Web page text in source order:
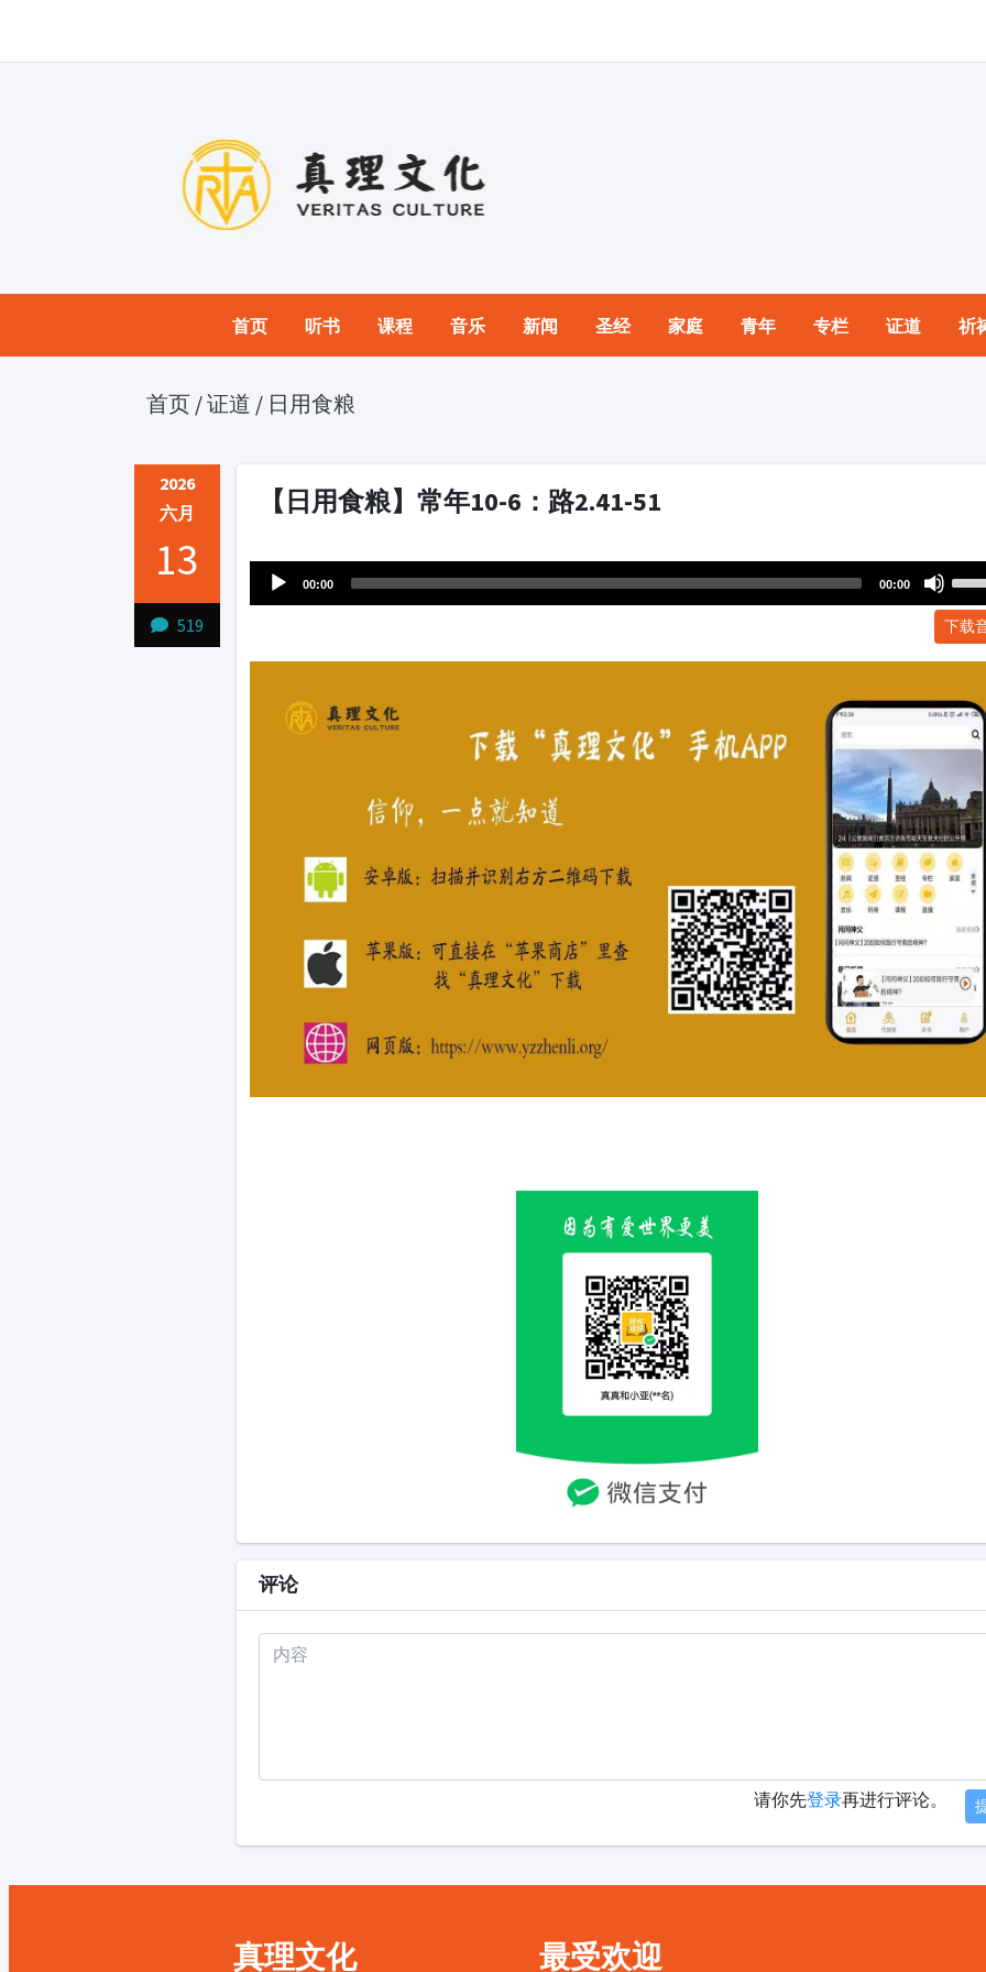
首页 听书 课程 音乐 新闻 圣经 家庭 青年 专栏 证道 祈
首页 /证道 / 日用食粮
2026
六月
13
519
【日用食粮】常年10-6：路2.41-51
Player
00:00 00:00
下载
评论
请你先登录再进行评论。
真理文化 最受欢迎